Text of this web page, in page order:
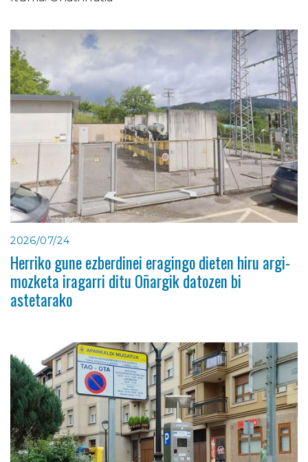
2026/07/24
Herriko gune ezberdinei eragingo dieten hiru argi-
mozketa iragarri ditu Oñargik datozen bi
astetarako